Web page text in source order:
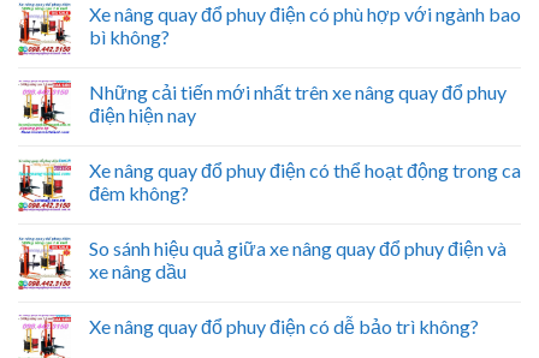
Xe nâng quay đổ phuy điện có phù hợp với ngành bao
bì không?
Những cải tiến mới nhất trên xe nâng quay đổ phuy
điện hiện nay
Xe nâng quay đổ phuy điện có thể hoạt động trong ca
đêm không?
So sánh hiệu quả giữa xe nâng quay đổ phuy điện và
xe nâng dầu
Xe nâng quay đổ phuy điện có dễ bảo trì không?